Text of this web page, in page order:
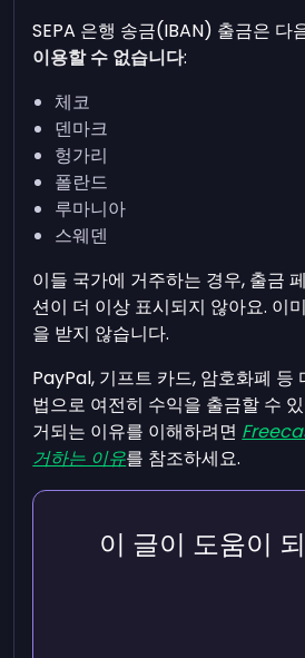
SEPA 은행 송금(IBAN) 출금은 다
이용할 수 없습니다:
체코
덴마크
헝가리
폴란드
루마니아
스웨덴
이들 국가에 거주하는 경우, 출금
션이 더 이상 표시되지 않아요. 이
을 받지 않습니다.
PayPal, 기프트 카드, 암호화폐 등
법으로 여전히 수익을 출금할 수
거되는 이유를 이해하려면
거하는 이유를 참조하세요.
이 글이 도움이